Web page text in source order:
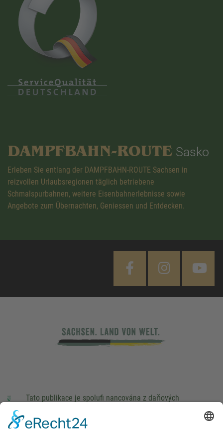
DAMPFBAHN-ROUTE Sasko
Erleben Sie entlang der DAMPFBAHN-ROUTE Sachsen in
reizvollen Urlaubsregionen täglich betriebene
Schmalspurbahnen, weitere Eisenbahnerlebnisse sowie
Angebote zum Übernachten, Geniessen und Entdecken.
Tato publikace je spolufi nancována z daňových
Saského Zemského sněmu.